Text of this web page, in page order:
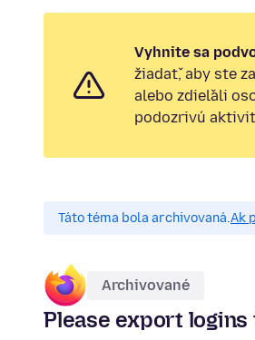
Vyhnite sa
žiadať, aby ste
alebo zdieľali
podozrivú
Táto téma bola archivovaná.Ak
Archivované
Please export